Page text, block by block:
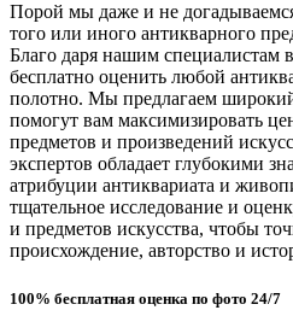
Порой мы даже и не
того или иного антикварного
Благо даря нашим специалистам
бесплатно оценить любой
полотно. Мы предлагаем
помогут вам максимизировать
предметов и произведений
экспертов обладает глубокими
атрибуции антиквариата и
тщательное исследование и
и предметов искусства, чтобы
происхождение, авторство и
100% бесплатная оценка по фото 24/7